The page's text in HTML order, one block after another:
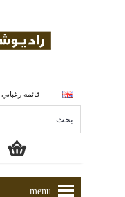
قائمة رغباتي
menu